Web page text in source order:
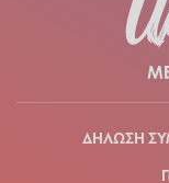
ΔΗΛΩΣΗ